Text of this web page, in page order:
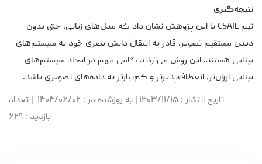
نتیجه‌گیری
تیم CSAIL با این پژوهش نشان داد که مدل‌های زبانی، حتی بدون
دیدن مستقیم تصویر، قادر به انتقال دانش بصری خود به سیستم‌های
بینایی هستند. این روش می‌تواند گامی مهم در ایجاد سیستم‌های
بینایی ارزان‌تر، انعطاف‌پذیرتر و کم‌نیازتر به داده‌های تصویری باشد.
تاریخ انتشار: ۱۴۰۳/۱۱/۱۵ به روزشده در: ۱۴۰۴/۰۶/۰۲
تعداد
بازدید : ۶۲۹